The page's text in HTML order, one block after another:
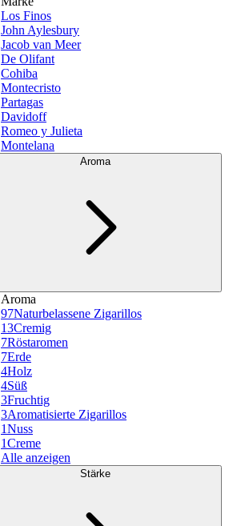
Los Finos
John Aylesbury
Jacob van Meer
De Olifant
Cohiba
Montecristo
Partagas
Davidoff
Romeo y Julieta
Montelana
Aroma
Aroma
97Naturbelassene Zigarillos
13Cremig
7Röstaromen
7Erde
4Holz
4Süß
3Fruchtig
3Aromatisierte Zigarillos
1Nuss
1Creme
Alle anzeigen
Stärke